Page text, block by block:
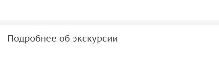
Подробнее об экскурсии